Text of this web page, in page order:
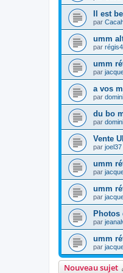
Il est
par
umm
par
umm
par
a vos
par
du bo
par
Vente
par joel37
umm
par
umm
par
Photos
par
umm
par
Nouveau sujet